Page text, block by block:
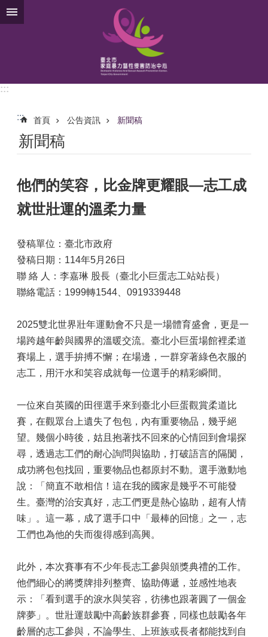
跳到主要內容區塊
:::
::: 首頁 公告資訊 新聞稿
新聞稿
他們的笑容，比金牌更耀眼—志工成
就世壯運的溫柔力量
發稿單位：臺北市政府
發稿日期：114年5月26日
聯 絡 人：李嘉琳 股長（臺北小巨蛋志工站站長）
聯絡電話：1999轉1544、0919339448
2025雙北世界壯年運動會不只是一場體育盛會，更是一
場跨越年齡與國界的溫暖交流。臺北小巨蛋場館裡柔道
賽場上，選手拚搏不懈；在場邊，一群穿著綠色衣服的
志工，用汗水和笑容成就每一位選手的精彩瞬間。
一位來自英國的田徑選手來到臺北小巨蛋觀賞柔道比
賽，在觀眾台上遺失了包包，內有重要物品，幾乎絕
望。幾個小時後，姑且抱著找不回來的心情回到會場探
尋，透過志工們的耐心詢問與協助，打破語言的隔閡，
成功將包包找回，重要物品也都原封不動。選手激動地
說：「簡直不敢相信！這在我的國家是幾乎不可能發
生。臺灣的治安真好，志工們更是熱心協助，超有人情
味」。這一幕，成了選手口中「最棒的回憶」之一，志
工們也為他的失而復得感到高興。
此外，本次賽事有不少年長志工參與頒獎典禮的工作。
他們細心的將獎牌排列整齊、協助傳遞，並感性地表
示：「看到選手的淚水與笑容，彷彿也跟著圓了一個金
牌夢」。世壯運鼓勵中高齡族群參賽，同樣也鼓勵各年
齡層的志工參與，不論學生、上班族或長者都能找到自